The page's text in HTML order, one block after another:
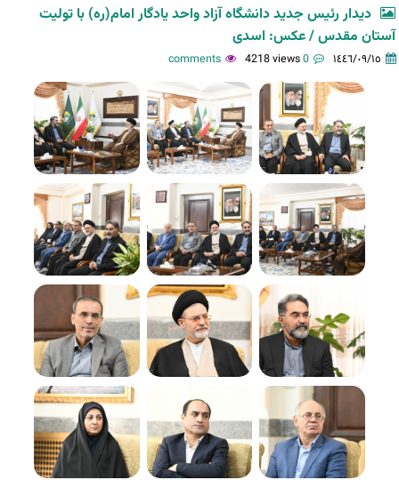
دیدار رئیس جدید دانشگاه آزاد واحد یادگار امام(ره) با تولیت
آستان مقدس / عکس: اسدی
١٤٤٦/٠٩/١٥ 0 comments
4218 views